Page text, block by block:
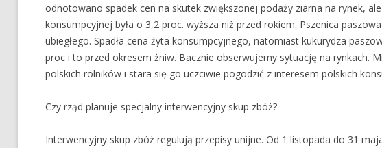
odnotowano spadek cen na skutek zwiększonej podaży ziarna na rynek,
konsumpcyjnej była o 3,2 proc. wyższa niż przed rokiem. Pszenica
ubiegłego. Spadła cena żyta konsumpcyjnego, natomiast kukurydza
proc i to przed okresem żniw. Bacznie obserwujemy sytuację na rynkach.
polskich rolników i stara się go uczciwie pogodzić z interesem polskich
Czy rząd planuje specjalny interwencyjny skup zbóż?
Interwencyjny skup zbóż regulują przepisy unijne. Od 1 listopada do 31